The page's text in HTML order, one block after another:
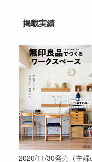
掲載実績
2020/11/30発売（主婦